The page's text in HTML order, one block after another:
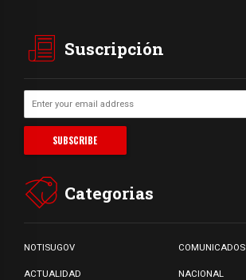
Suscripción
Categorias
NOTISUGOV COMUNICADOS
ACTUALIDAD NACIONAL